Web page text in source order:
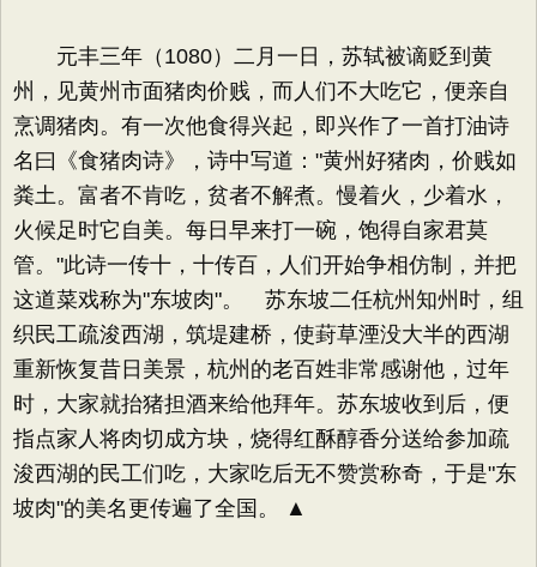
元丰三年（1080）二月一日，苏轼被谪贬到黄
州，见黄州市面猪肉价贱，而人们不大吃它，便亲自
烹调猪肉。有一次他食得兴起，即兴作了一首打油诗
名曰《食猪肉诗》，诗中写道："黄州好猪肉，价贱如
粪土。富者不肯吃，贫者不解煮。慢着火，少着水，
火候足时它自美。每日早来打一碗，饱得自家君莫
管。"此诗一传十，十传百，人们开始争相仿制，并把
这道菜戏称为"东坡肉"。 苏东坡二任杭州知州时，组
织民工疏浚西湖，筑堤建桥，使葑草湮没大半的西湖
重新恢复昔日美景，杭州的老百姓非常感谢他，过年
时，大家就抬猪担酒来给他拜年。苏东坡收到后，便
指点家人将肉切成方块，烧得红酥醇香分送给参加疏
浚西湖的民工们吃，大家吃后无不赞赏称奇，于是"东
坡肉"的美名更传遍了全国。 ▲